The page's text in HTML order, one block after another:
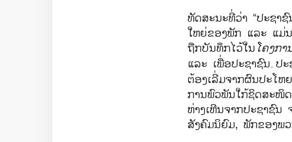
ທັດສະນະທີ່ວ່າ “ປະຊາ
ໃຫຍ່ຂອງພັກ ແລະ ແມ່
ຖືກບັນທຶກໄວ້ໃນໂຄງກ
ແລະ ​ເພື່ອ​ປະຊາຊົນ.ປ
ຕ້ອງເລີ່ມຈາກ​ຜົນ​ປະ​ໂ
ການພົວພັນໃກ້ຊິດສະໜິ
ຫ່າງເຫີນ​ຈາກ​ປະຊາຊົນ​
ສັງຄົມ​ນິຍົມ, ພັກຂອງພວ